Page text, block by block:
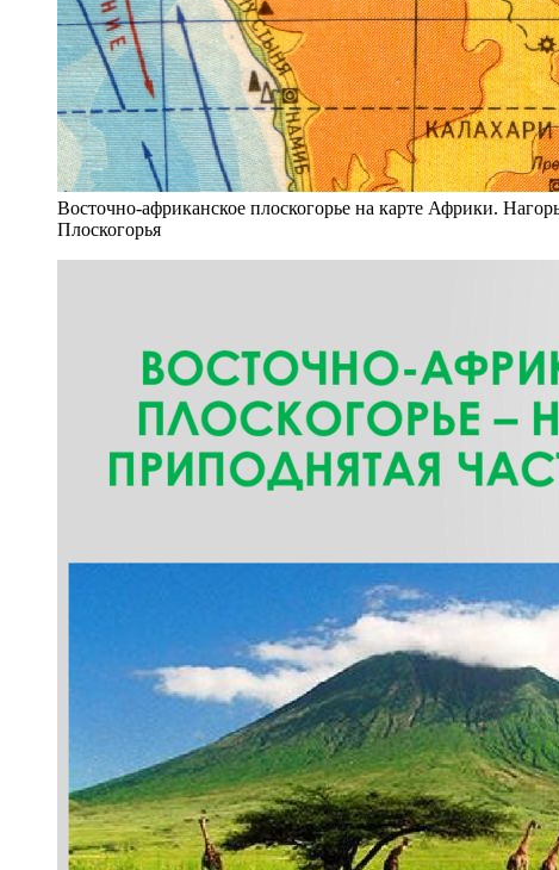
Восточно-африканское плоскогорье на карте Африки.
Плоскогорья